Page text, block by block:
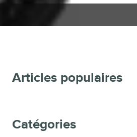
Articles populaires
Catégories